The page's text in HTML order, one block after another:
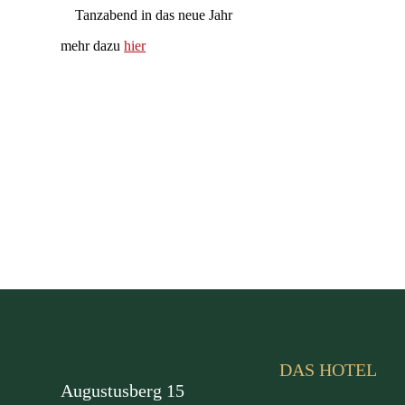
Tanzabend in das neue Jahr
mehr dazuhier
Augustusberg 15
DAS HOTEL